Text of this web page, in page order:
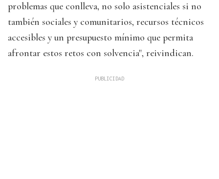
problemas que conlleva, no solo asistenciales si no
también sociales y comunitarios, recursos técnicos
accesibles y un presupuesto mínimo que permita
afrontar estos retos con solvencia", reivindican.